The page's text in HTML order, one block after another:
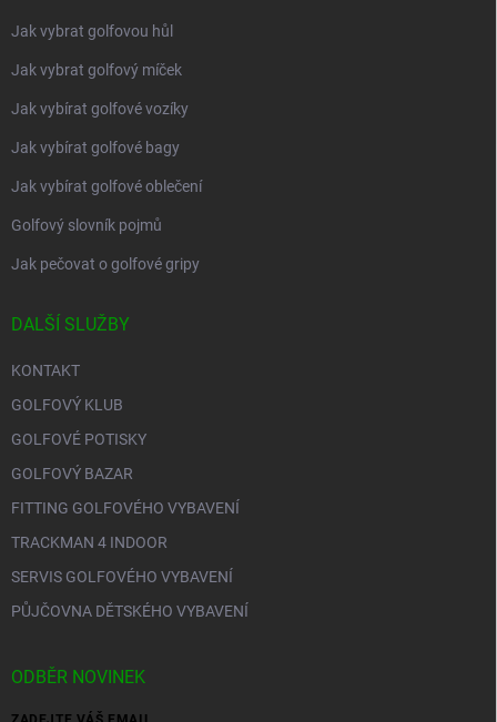
Jak vybrat golfovou hůl
Jak vybrat golfový míček
Jak vybírat golfové vozíky
Jak vybírat golfové bagy
Jak vybírat golfové oblečení
Golfový slovník pojmů
Jak pečovat o golfové gripy
DALŠÍ SLUŽBY
KONTAKT
GOLFOVÝ KLUB
GOLFOVÉ POTISKY
GOLFOVÝ BAZAR
FITTING GOLFOVÉHO VYBAVENÍ
TRACKMAN 4 INDOOR
SERVIS GOLFOVÉHO VYBAVENÍ
PŮJČOVNA DĚTSKÉHO VYBAVENÍ
ODBĚR NOVINEK